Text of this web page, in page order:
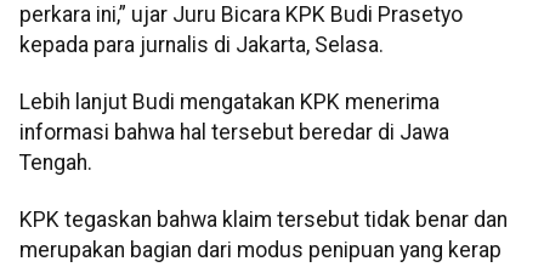
perkara ini,” ujar Juru Bicara KPK Budi Prasetyo
kepada para jurnalis di Jakarta, Selasa.
Lebih lanjut Budi mengatakan KPK menerima
informasi bahwa hal tersebut beredar di Jawa
Tengah.
KPK tegaskan bahwa klaim tersebut tidak benar dan
merupakan bagian dari modus penipuan yang kerap